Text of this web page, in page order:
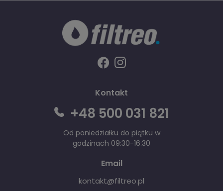
Kontakt
+48 500 031 821
Od poniedziałku do piątku w
godzinach 09:30-16:30
Email
kontakt@filtreo.pl